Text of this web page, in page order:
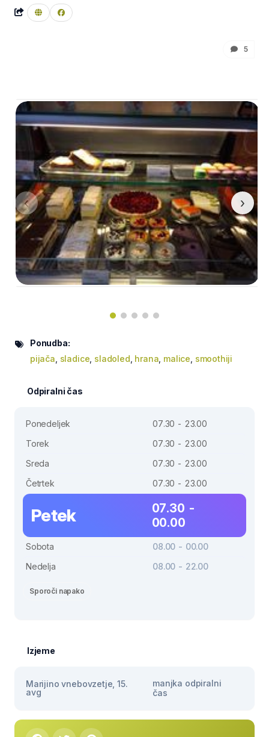
5
‹ ›
Ponudba:
pijača sladice sladoled hrana malice smoothiji
Odpiralni čas
Ponedeljek
07.30 - 23.00
Torek
07.30 - 23.00
Sreda
07.30 - 23.00
Četrtek
07.30 - 23.00
Petek
07.30 -
00.00
Sobota
08.00 - 00.00
Nedelja
08.00 - 22.00
Sporoči napako
Izjeme
Marijino vnebovzetje, 15.
avg
manjka odpiralni
čas